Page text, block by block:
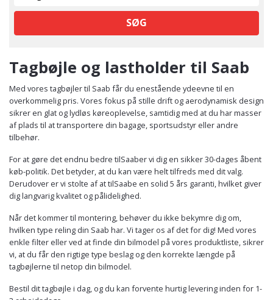
SØG
Tagbøjle og lastholder til Saab
Med vores tagbøjler til Saab får du enestående ydeevne til en
overkommelig pris. Vores fokus på stille drift og aerodynamisk design
sikrer en glat og lydløs køreoplevelse, samtidig med at du har masser
af plads til at transportere din bagage, sportsudstyr eller andre
tilbehør.
For at gøre det endnu bedre tilSaaber vi dig en sikker 30-dages åbent
køb-politik. Det betyder, at du kan være helt tilfreds med dit valg.
Derudover er vi stolte af at tilSaabe en solid 5 års garanti, hvilket giver
dig langvarig kvalitet og pålidelighed.
Når det kommer til montering, behøver du ikke bekymre dig om,
hvilken type reling din Saab har. Vi tager os af det for dig! Med vores
enkle filter eller ved at finde din bilmodel på vores produktliste, sikrer
vi, at du får den rigtige type beslag og den korrekte længde på
tagbøjlerne til netop din bilmodel.
Bestil dit tagbøjle i dag, og du kan forvente hurtig levering inden for 1-